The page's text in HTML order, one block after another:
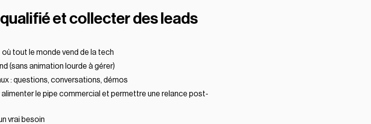
et collecter des leads
tout le monde vend de la tech
(sans animation lourde à gérer)
: questions, conversations, démos
le pipe commercial et permettre une relance post-
vrai besoin